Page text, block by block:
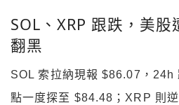
SOL、XRP 跟跌，美
翻黑
SOL 索拉納現報 $86.07，
點一度探至 $84.48；XRP 則